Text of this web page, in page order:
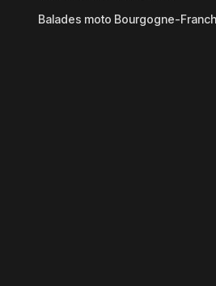
Balades moto Bourgogne-